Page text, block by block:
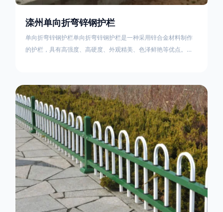
滦州单向折弯锌钢护栏
单向折弯锌钢护栏单向折弯锌钢护栏是一种采用锌合金材料制作
的护栏，具有高强度、高硬度、外观精美、色泽鲜艳等优点。该
再加上防盗垫圈，这样能够避免护栏被人轻易拆卸；适合于大批
量生产，能够很好的与自然相融合。单向折弯锌钢护栏可以用于
住宅小区、工厂院校、道路交通等场所。该产品具有高强度、高
硬度、外观